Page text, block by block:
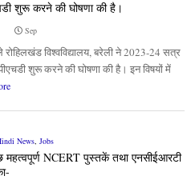
शुरू करने की घोषणा की है।
Sep
रोहिलखंड विश्वविद्यालय, बरेली ने 2023-24 सत्र
शुरू करने की घोषणा की है। इन विषयों में
News, Jobs
NCERT पुस्तकें तथा एनसीईआरटी